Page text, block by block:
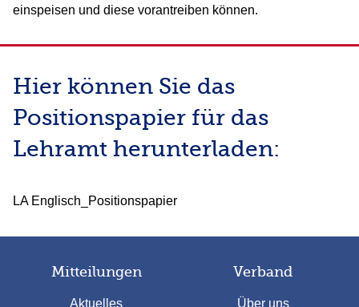
einspeisen und diese vorantreiben können.
Hier können Sie das
Positionspapier für das
Lehramt herunterladen:
LA Englisch_Positionspapier
Mitteilungen
Aktuelles
Verband
Über uns